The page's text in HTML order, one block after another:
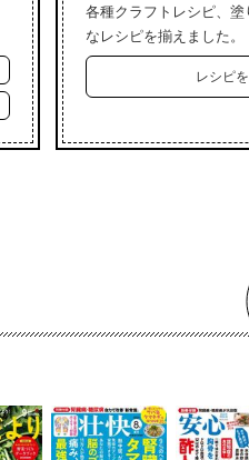
各種クラフトレシピ、塗
なレシピを揃えました。
レシピ